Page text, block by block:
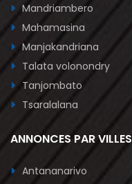
Mandriambero
Mahamasina
Manjakandriana
Talata volonondry
Tanjombato
Tsaralalana
ANNONCES PAR VILLES
Antananarivo